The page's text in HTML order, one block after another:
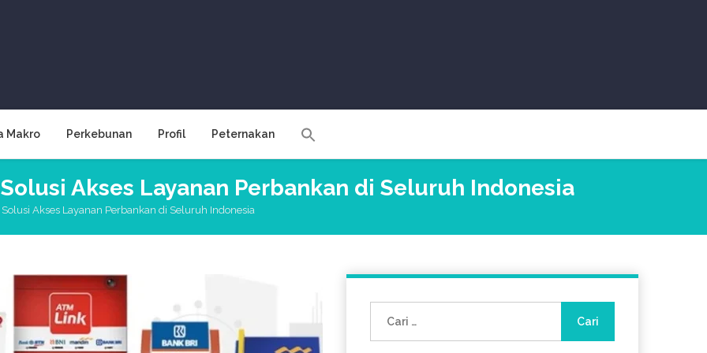
Makro Perkebunan Profil Peternakan
Akses Layanan Perbankan di Seluruh Indonesia
Akses Layanan Perbankan di Seluruh Indonesia
untuk: